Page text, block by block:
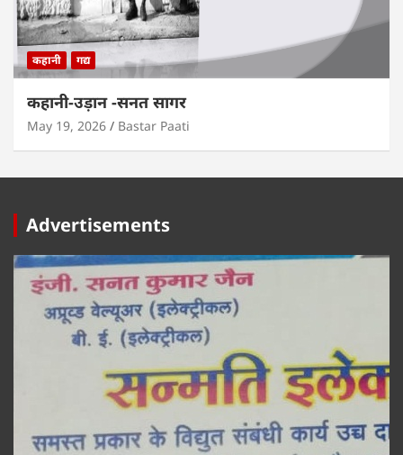
कहानी गद्य
कहानी-उड़ान -सनत सागर
May 19, 2026 Bastar Paati
Advertisements